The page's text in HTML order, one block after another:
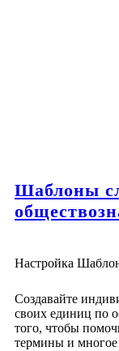
Шаблоны
Настройка
Создавайте
своих единиц по
того, чтобы
термины и многое